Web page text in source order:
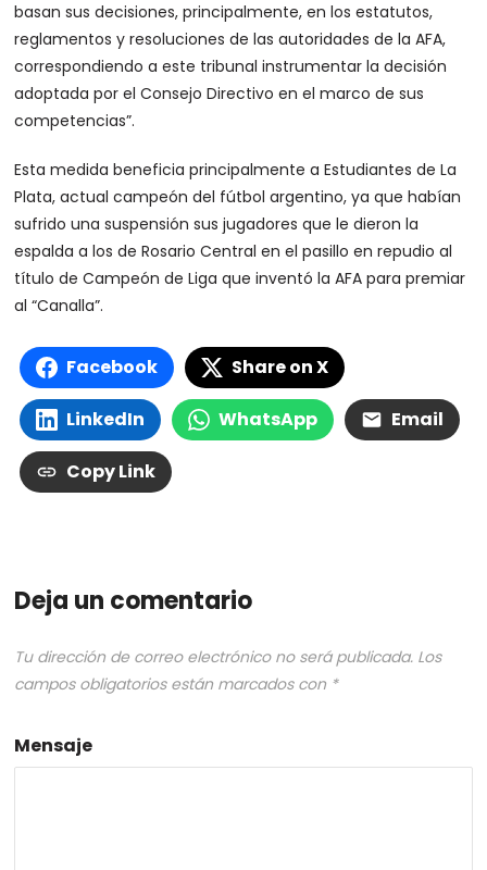
basan sus decisiones, principalmente, en los estatutos,
reglamentos y resoluciones de las autoridades de la AFA,
correspondiendo a este tribunal instrumentar la decisión
adoptada por el Consejo Directivo en el marco de sus
competencias”.
Esta medida beneficia principalmente a Estudiantes de La
Plata, actual campeón del fútbol argentino, ya que habían
sufrido una suspensión sus jugadores que le dieron la
espalda a los de Rosario Central en el pasillo en repudio al
título de Campeón de Liga que inventó la AFA para premiar
al “Canalla”.
Facebook Share on X
LinkedIn WhatsApp Email
Copy Link
Deja un comentario
Tu dirección de correo electrónico no será publicada. Los
campos obligatorios están marcados con *
Mensaje